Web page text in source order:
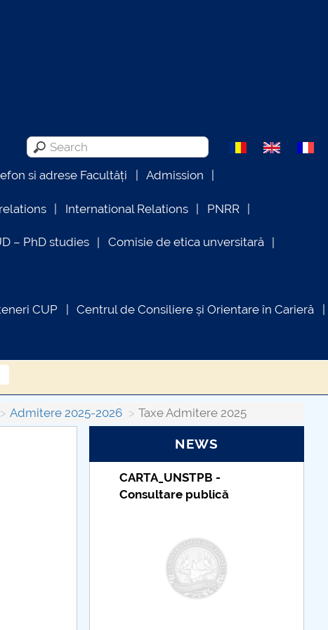
si adrese Facultăți Admission
International Relations PNRR
– PhD studies Comisie de etica unversitară
CUP Centrul de Consiliere și Orientare în Carieră
Admitere 2025-2026 Taxe Admitere 2025
NEWS
CARTA_UNSTPB -
Consultare publică